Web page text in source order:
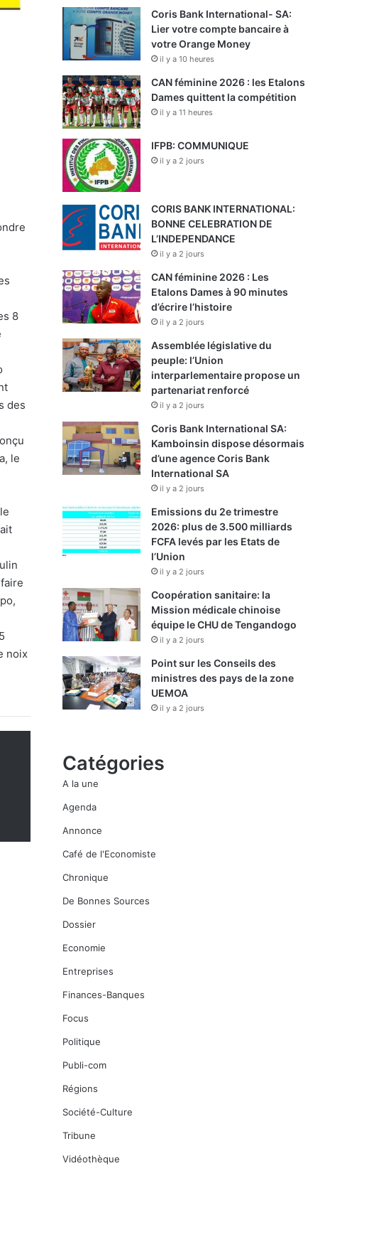
8
des
le
noix
Coris Bank International- SA:
Lier votre compte bancaire à
votre Orange Money
il y a 10 heures
CAN féminine 2026 : les Etalons
Dames quittent la compétition
il y a 11 heures
IFPB: COMMUNIQUE
il y a 2 jours
CORIS BANK INTERNATIONAL:
BONNE CELEBRATION DE
L’INDEPENDANCE
il y a 2 jours
CAN féminine 2026 : Les
Etalons Dames à 90 minutes
d’écrire l’histoire
il y a 2 jours
Assemblée législative du
peuple: l’Union
interparlementaire propose un
partenariat renforcé
il y a 2 jours
Coris Bank International SA:
Kamboinsin dispose désormais
d’une agence Coris Bank
International SA
il y a 2 jours
Emissions du 2e trimestre
2026: plus de 3.500 milliards
FCFA levés par les Etats de
l’Union
il y a 2 jours
Coopération sanitaire: la
Mission médicale chinoise
équipe le CHU de Tengandogo
il y a 2 jours
Point sur les Conseils des
ministres des pays de la zone
UEMOA
il y a 2 jours
Catégories
A la une
Agenda
Annonce
Café de l'Economiste
Chronique
De Bonnes Sources
Dossier
Economie
Entreprises
Finances-Banques
Focus
Politique
Publi-com
Régions
Société-Culture
Tribune
Vidéothèque